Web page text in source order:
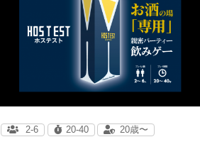
2-6 20-40 20歳〜